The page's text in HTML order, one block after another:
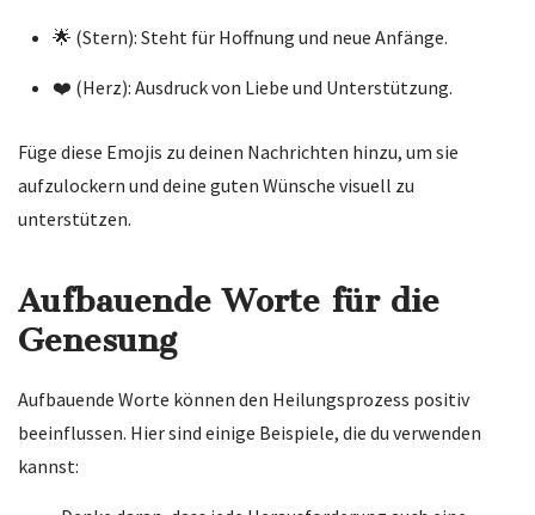
🌟 (Stern): Steht für Hoffnung und neue Anfänge.
❤️ (Herz): Ausdruck von Liebe und Unterstützung.
Füge diese Emojis zu deinen Nachrichten hinzu, um sie
aufzulockern und deine guten Wünsche visuell zu
unterstützen.
Aufbauende Worte für die
Genesung
Aufbauende Worte können den Heilungsprozess positiv
beeinflussen. Hier sind einige Beispiele, die du verwenden
kannst: